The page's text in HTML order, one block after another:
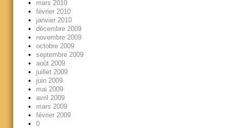
mars 2010
février 2010
janvier 2010
décembre 2009
novembre 2009
octobre 2009
septembre 2009
août 2009
juillet 2009
juin 2009
mai 2009
avril 2009
mars 2009
février 2009
0